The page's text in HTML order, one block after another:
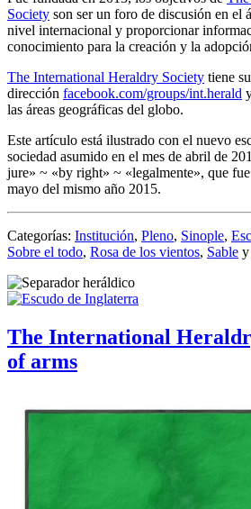
Society son ser un foro de discusión en el
nivel internacional y proporcionar
conocimiento para la creación y la
The International Heraldry Society tiene
dirección facebook.com/groups/int.herald
las áreas geográficas del globo.
Este artículo está ilustrado con el nuevo
sociedad asumido en el mes de abril de
jure» ~ «by right» ~ «legalmente», que
mayo del mismo año 2015.
Categorías: Institución, Pleno, Sinople,
Sobre el todo, Rosa de los vientos, Sable y
The International
of arms